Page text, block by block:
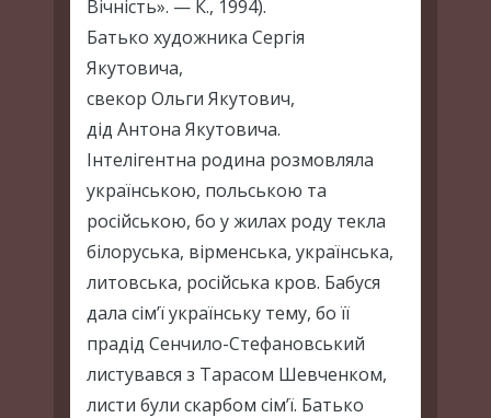
Вічність». — К., 1994).
Батько художника Сергія
Якутовича,
свекор Ольги Якутович,
дід Антона Якутовича.
Інтелігентна родина розмовляла
українською, польською та
російською, бо у жилах роду текла
білоруська, вірменська, українська,
литовська, російська кров. Бабуся
дала сім’ї українську тему, бо її
прадід Сенчило-Стефановський
листувався з Тарасом Шевченком,
листи були скарбом сім’ї. Батько